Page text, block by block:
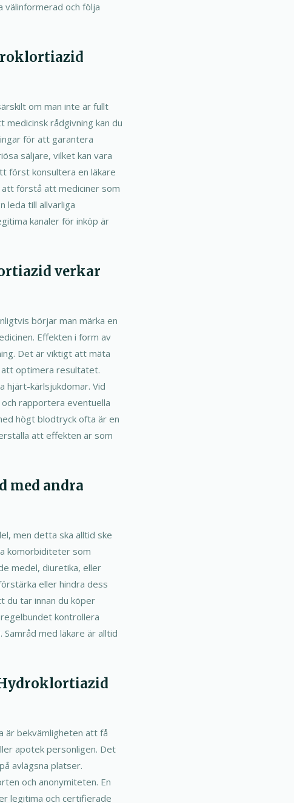
och följa
om man inte är fullt
rådgivning kan du
för att garantera
säljare, vilket kan vara
först konsultera en läkare
att förstå att mediciner som
leda till allvarliga
kanaler för inköp är
verkar
börjar man märka en
Effekten i form av
Det är viktigt att mäta
optimera resultatet.
hjärt-kärlsjukdomar. Vid
rapportera eventuella
högt blodtryck ofta är en
att effekten är som
med andra
men detta ska alltid ske
komorbiditeter som
medel, diuretika, eller
eller hindra dess
du tar innan du köper
kontrollera
med läkare är alltid
är bekvämligheten att få
apotek personligen. Det
avlägsna platser.
och anonymiteten. En
legitima och certifierade